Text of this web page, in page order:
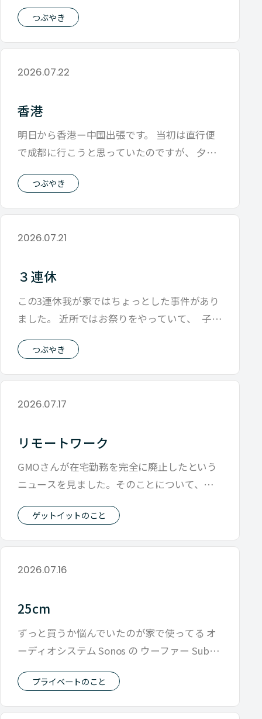
つぶやき
2026.07.22
香港
明日から香港ー中国出張です。 当初は直行便
で成都に行こうと思っていたのですが、 夕方
つぶやき
2026.07.21
３連休
この3連休我が家ではちょっとした事件があり
ました。 近所ではお祭りをやっていて、 子供
つぶやき
2026.07.17
リモートワーク
GMOさんが在宅勤務を完全に廃止したという
ニュースを見ました。そのことについて、ネ
ゲットイットのこと
2026.07.16
25cm
ずっと買うか悩んでいたのが家で使ってる オ
ーディオシステム Sonos の ウーファー Sub
プライベートのこと